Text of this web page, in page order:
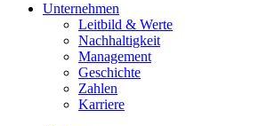
Unternehmen
Leitbild & Werte
Nachhaltigkeit
Management
Geschichte
Zahlen
Karriere